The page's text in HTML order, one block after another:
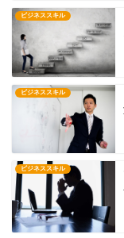
ビジネススキル
ビジネススキル
ビジネススキル